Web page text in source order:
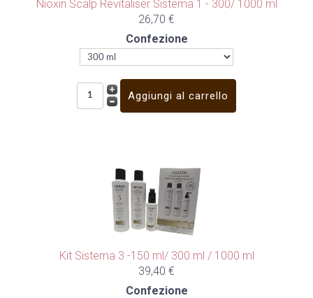
Nioxin Scalp Revitaliser Sistema 1 - 300/ 1000 ml
26,70 €
Confezione
Kit Sistema 3 -150 ml/ 300 ml / 1000 ml
39,40 €
Confezione